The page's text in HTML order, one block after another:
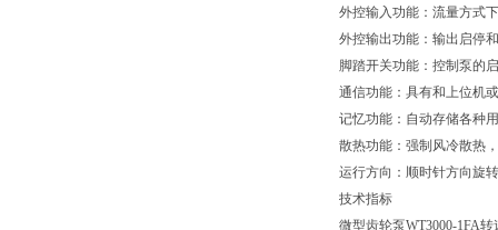
外控输入功能：流量方式
外控输出功能：输出启停
脚踏开关功能：控制泵的
通信功能：具有和上位机
记忆功能：自动存储各种
散热功能：强制风冷散热
运行方向：顺时针方向旋转
技术指标
微型齿轮泵WT3000-1FA转